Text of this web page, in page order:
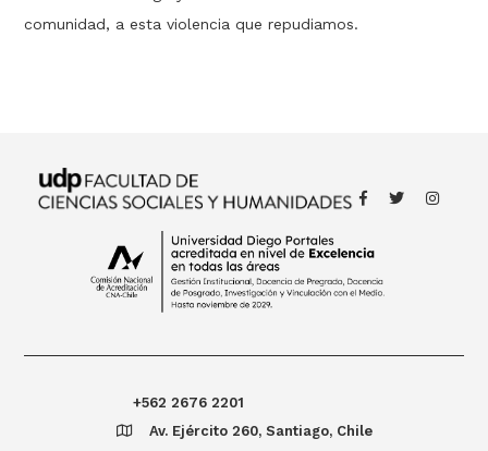
comunidad, a esta violencia que repudiamos.
+562 2676 2201
Av. Ejército 260, Santiago, Chile